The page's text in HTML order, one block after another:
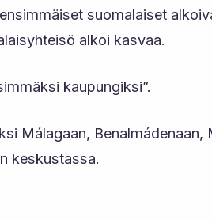
suomalaiset
alkoi kasvaa.
kaupungiksi”.
Málagaan,
keskustassa.